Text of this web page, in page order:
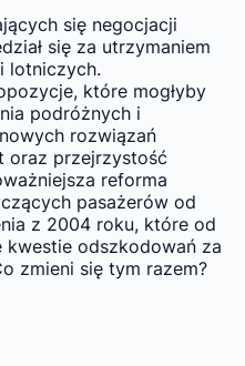
się negocjacji
się za utrzymaniem
lotniczych.
które mogłyby
podróżnych i
rozwiązań
oraz przejrzystość
reforma
pasażerów od
z 2004 roku, które od
kwestie odszkodowań za
zmieni się tym razem?